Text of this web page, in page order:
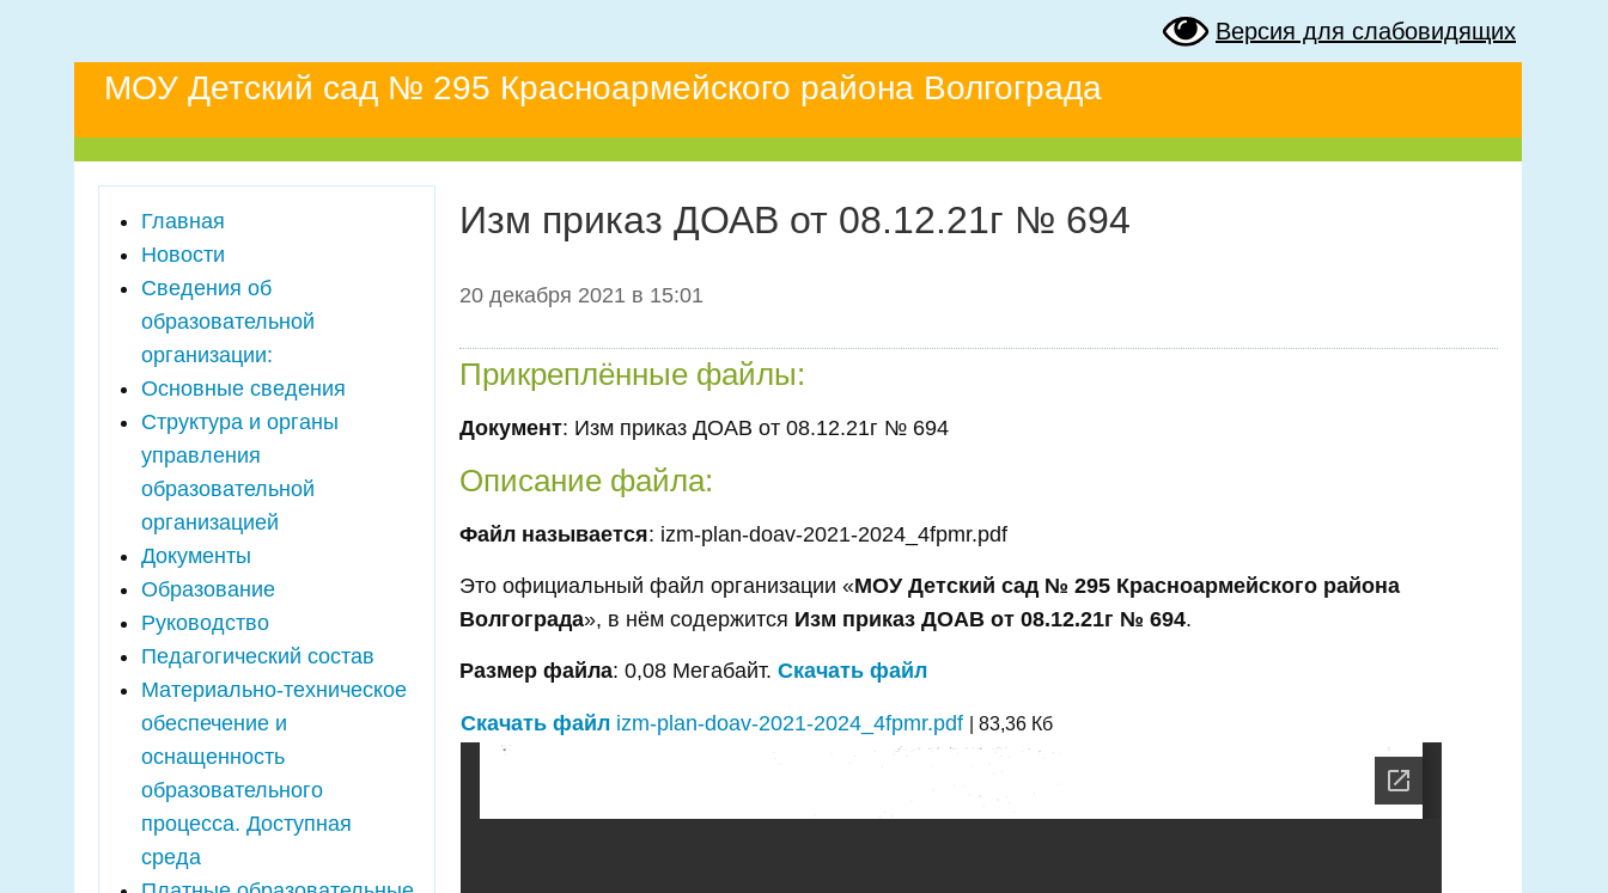
Версия для слабовидящих
МОУ Детский сад № 295 Красноармейского района Волгограда
Главная
Новости
Сведения об
образовательной
организации:
Основные сведения
Структура и органы
управления
образовательной
организацией
Документы
Образование
Руководство
Педагогический состав
Материально-техническое
обеспечение и
оснащенность
образовательного
процесса. Доступная
среда
Изм приказ ДОАВ от 08.12.21г № 694
20 декабря 2021 в 15:01
Прикреплённые файлы:
Документ: Изм приказ ДОАВ от 08.12.21г № 694
Описание файла:
Файл называется: izm-plan-doav-2021-2024_4fpmr.pdf
Это официальный файл организации «МОУ Детский сад № 295 Красноармейского района
Волгограда», в нём содержится Изм приказ ДОАВ от 08.12.21г № 694.
Размер файла: 0,08 Мегабайт. Скачать файл
Скачать файл izm-plan-doav-2021-2024_4fpmr.pdf | 83,36 Кб